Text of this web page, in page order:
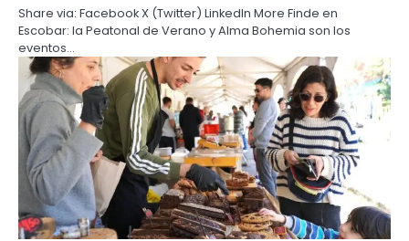
Share via: Facebook X (Twitter) LinkedIn More Finde en
Escobar: la Peatonal de Verano y Alma Bohemia son los
eventos…